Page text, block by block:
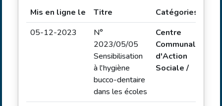
Mis en ligne le Titre Catégories
05-12-2023
N°
2023/05/05
Sensibilisation
à l'hygiène
bucco-dentaire
dans les écoles
Centre
Communal
d'Action
Sociale /